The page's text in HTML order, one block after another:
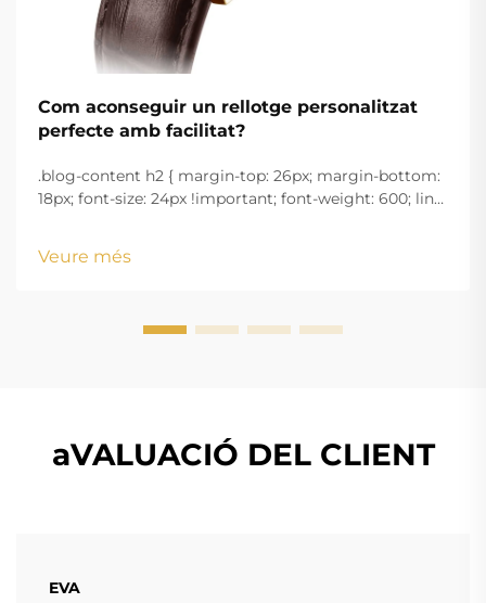
Com aconseguir un rellotge personalitzat
perfecte amb facilitat?
.blog-content h2 { margin-top: 26px; margin-bottom:
18px; font-size: 24px !important; font-weight: 600; line-
w...
Veure més
aVALUACIÓ DEL CLIENT
EVA